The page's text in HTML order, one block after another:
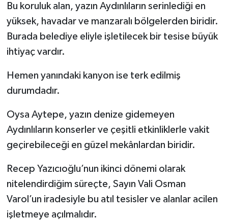
Bu koruluk alan, yazın Aydınlıların serinlediği en
yüksek, havadar ve manzaralı bölgelerden biridir.
Burada belediye eliyle işletilecek bir tesise büyük
ihtiyaç vardır.
Hemen yanındaki kanyon ise terk edilmiş
durumdadır.
Oysa Aytepe, yazın denize gidemeyen
Aydınlıların konserler ve çeşitli etkinliklerle vakit
geçirebileceği en güzel mekânlardan biridir.
Recep Yazıcıoğlu’nun ikinci dönemi olarak
nitelendirdiğim süreçte, Sayın Vali Osman
Varol’un iradesiyle bu atıl tesisler ve alanlar acilen
işletmeye açılmalıdır.